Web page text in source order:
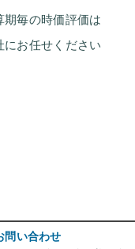
期毎の時価評価は
にお任せください
問い合わせ